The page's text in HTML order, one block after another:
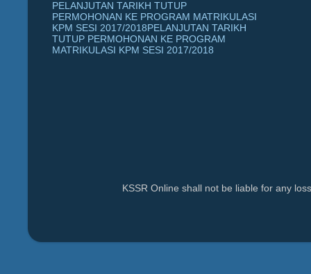
PELANJUTAN TARIKH TUTUP
PERMOHONAN KE PROGRAM MATRIKULASI
KPM SESI 2017/2018PELANJUTAN TARIKH
TUTUP PERMOHONAN KE PROGRAM
MATRIKULASI KPM SESI 2017/2018
KSSR Online shall not be liable for any